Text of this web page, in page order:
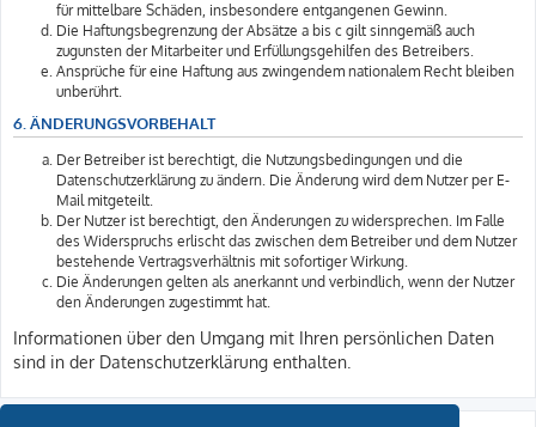
für mittelbare Schäden, insbesondere entgangenen Gewinn.
Die Haftungsbegrenzung der Absätze a bis c gilt sinngemäß auch
zugunsten der Mitarbeiter und Erfüllungsgehilfen des Betreibers.
Ansprüche für eine Haftung aus zwingendem nationalem Recht bleiben
unberührt.
6. ÄNDERUNGSVORBEHALT
Der Betreiber ist berechtigt, die Nutzungsbedingungen und die
Datenschutzerklärung zu ändern. Die Änderung wird dem Nutzer per E-
Mail mitgeteilt.
Der Nutzer ist berechtigt, den Änderungen zu widersprechen. Im Falle
des Widerspruchs erlischt das zwischen dem Betreiber und dem Nutzer
bestehende Vertragsverhältnis mit sofortiger Wirkung.
Die Änderungen gelten als anerkannt und verbindlich, wenn der Nutzer
den Änderungen zugestimmt hat.
Informationen über den Umgang mit Ihren persönlichen Daten
sind in der Datenschutzerklärung enthalten.